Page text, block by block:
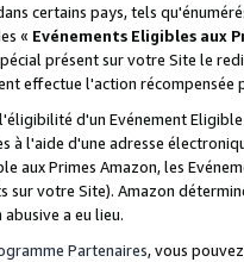
certains pays, tels
« Evénements Eligibles aux
présent sur votre Site le
effectue l'action récompensée
d'un Evénement
à l'aide d'une adresse
aux Primes Amazon, les
sur votre Site). Amazon
a eu lieu.
Partenaires, vous